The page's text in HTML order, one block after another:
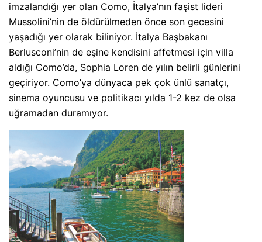
imzalandığı yer olan Como, İtalya’nın faşist lideri
Mussolini’nin de öldürülmeden önce son gecesini
yaşadığı yer olarak biliniyor. İtalya Başbakanı
Berlusconi’nin de eşine kendisini affetmesi için villa
aldığı Como’da, Sophia Loren de yılın belirli günlerini
geçiriyor. Como’ya dünyaca pek çok ünlü sanatçı,
sinema oyuncusu ve politikacı yılda 1-2 kez de olsa
uğramadan duramıyor.